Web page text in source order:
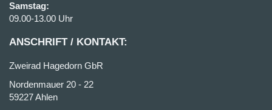
Samstag:
09.00-13.00 Uhr
ANSCHRIFT / KONTAKT:
Zweirad Hagedorn GbR
Nordenmauer 20 - 22
59227 Ahlen